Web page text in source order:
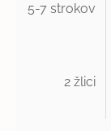
5-7 strokov
2 žlici